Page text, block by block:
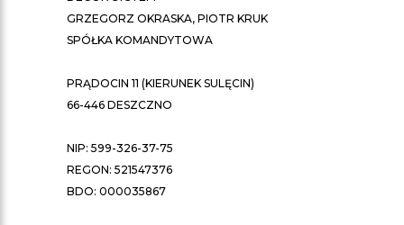
GRZEGORZ OKRASKA, PIOTR KRUK
SPÓŁKA KOMANDYTOWA
PRĄDOCIN 11 (KIERUNEK SULĘCIN)
66-446 DESZCZNO
NIP: 599-326-37-75
REGON: 521547376
BDO: 000035867